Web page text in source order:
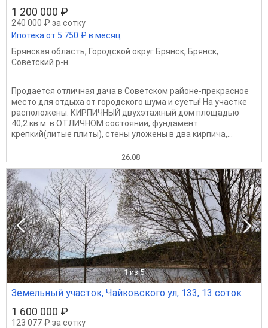
1 200 000 ₽
240 000 ₽ за сотку
Ипотека от 5 750 ₽ в месяц
Брянская область, Городской округ Брянск, Брянск,
Советский р-н
Продается отличная дача в Советском районе-прекрасное
место для отдыха от городского шума и суеты! На участке
расположены: КИРПИЧНЫЙ двухэтажный дом площадью
40,2 кв.м. в ОТЛИЧНОМ состоянии, фундамент
крепкий(литые плиты), стены уложены в два кирпича,...
26.08
1 из 5
Земельный участок, Чайковского ул, 133, 13 соток
1 600 000 ₽
123 077 ₽ за сотку